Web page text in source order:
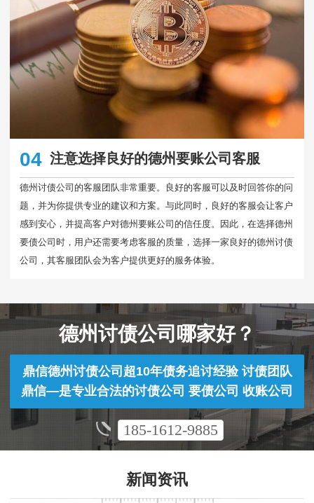
04 注意选择良好的德州要账公司客服
德州讨债公司的客服团队非常重要。良好的客服可以及时回答你的问
题，并为你提供专业的建议和方案。与此同时，良好的客服会让客户
感到安心，并提高客户对德州要账公司的信任度。因此，在选择德州
要债公司时，用户还需要考虑客服的质量，选择一家良好的德州讨债
公司，其客服团队会为客户提供更好的服务体验。
德州讨债公司哪家好？
鼎信德州讨债公司超10年债务追讨经验 讨债团队
鼎信—是专业合法的讨债公司 要债公司 收账公司
185-1612-9885
新闻资讯